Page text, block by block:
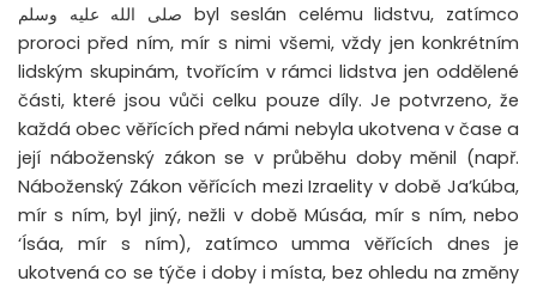
صلى الله عليه وسلم byl seslán celému lidstvu, zatímco
proroci před ním, mír s nimi všemi, vždy jen konkrétním
lidským skupinám, tvořícím v rámci lidstva jen oddělené
části, které jsou vůči celku pouze díly. Je potvrzeno, že
každá obec věřících před námi nebyla ukotvena v čase a
její náboženský zákon se v průběhu doby měnil (např.
Náboženský Zákon věřících mezi Izraelity v době Ja’kúba,
mír s ním, byl jiný, nežli v době Músáa, mír s ním, nebo
‘Ísáa, mír s ním), zatímco umma věřících dnes je
ukotvená co se týče i doby i místa, bez ohledu na změny